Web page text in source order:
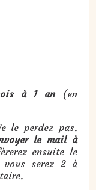
à 1 an (en
le perdez pas.
le mail à
ensuite le
serez 2 à